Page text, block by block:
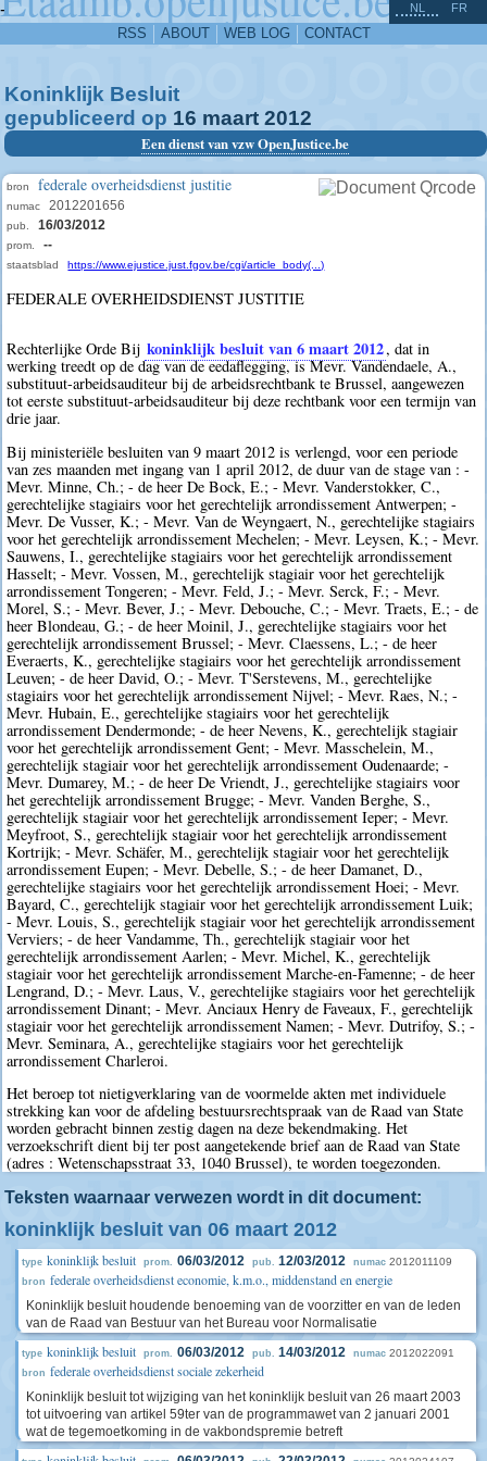
-
RSS ABOUT WEB LOG CONTACT
NL FR
Koninklijk Besluit
gepubliceerd op 16 maart 2012
Een dienst van vzw OpenJustice.be
bron federale overheidsdienst justitie
numac 2012201656
pub. 16/03/2012
prom. --
staatsblad https://www.ejustice.just.fgov.be/cgi/article_body(...)
FEDERALE OVERHEIDSDIENST JUSTITIE
Rechterlijke Orde Bij koninklijk besluit van 6 maart 2012, dat in
werking treedt op de dag van de eedaflegging, is Mevr. Vandendaele, A.,
substituut-arbeidsauditeur bij de arbeidsrechtbank te Brussel, aangewezen
tot eerste substituut-arbeidsauditeur bij deze rechtbank voor een termijn van
drie jaar.
Bij ministeriële besluiten van 9 maart 2012 is verlengd, voor een periode
van zes maanden met ingang van 1 april 2012, de duur van de stage van : -
Mevr. Minne, Ch.; - de heer De Bock, E.; - Mevr. Vanderstokker, C.,
gerechtelijke stagiairs voor het gerechtelijk arrondissement Antwerpen; -
Mevr. De Vusser, K.; - Mevr. Van de Weyngaert, N., gerechtelijke stagiairs
voor het gerechtelijk arrondissement Mechelen; - Mevr. Leysen, K.; - Mevr.
Sauwens, I., gerechtelijke stagiairs voor het gerechtelijk arrondissement
Hasselt; - Mevr. Vossen, M., gerechtelijk stagiair voor het gerechtelijk
arrondissement Tongeren; - Mevr. Feld, J.; - Mevr. Serck, F.; - Mevr.
Morel, S.; - Mevr. Bever, J.; - Mevr. Debouche, C.; - Mevr. Traets, E.; - de
heer Blondeau, G.; - de heer Moinil, J., gerechtelijke stagiairs voor het
gerechtelijk arrondissement Brussel; - Mevr. Claessens, L.; - de heer
Everaerts, K., gerechtelijke stagiairs voor het gerechtelijk arrondissement
Leuven; - de heer David, O.; - Mevr. T'Serstevens, M., gerechtelijke
stagiairs voor het gerechtelijk arrondissement Nijvel; - Mevr. Raes, N.; -
Mevr. Hubain, E., gerechtelijke stagiairs voor het gerechtelijk
arrondissement Dendermonde; - de heer Nevens, K., gerechtelijk stagiair
voor het gerechtelijk arrondissement Gent; - Mevr. Masschelein, M.,
gerechtelijk stagiair voor het gerechtelijk arrondissement Oudenaarde; -
Mevr. Dumarey, M.; - de heer De Vriendt, J., gerechtelijke stagiairs voor
het gerechtelijk arrondissement Brugge; - Mevr. Vanden Berghe, S.,
gerechtelijk stagiair voor het gerechtelijk arrondissement Ieper; - Mevr.
Meyfroot, S., gerechtelijk stagiair voor het gerechtelijk arrondissement
Kortrijk; - Mevr. Schäfer, M., gerechtelijk stagiair voor het gerechtelijk
arrondissement Eupen; - Mevr. Debelle, S.; - de heer Damanet, D.,
gerechtelijke stagiairs voor het gerechtelijk arrondissement Hoei; - Mevr.
Bayard, C., gerechtelijk stagiair voor het gerechtelijk arrondissement Luik;
- Mevr. Louis, S., gerechtelijk stagiair voor het gerechtelijk arrondissement
Verviers; - de heer Vandamme, Th., gerechtelijk stagiair voor het
gerechtelijk arrondissement Aarlen; - Mevr. Michel, K., gerechtelijk
stagiair voor het gerechtelijk arrondissement Marche-en-Famenne; - de heer
Lengrand, D.; - Mevr. Laus, V., gerechtelijke stagiairs voor het gerechtelijk
arrondissement Dinant; - Mevr. Anciaux Henry de Faveaux, F., gerechtelijk
stagiair voor het gerechtelijk arrondissement Namen; - Mevr. Dutrifoy, S.; -
Mevr. Seminara, A., gerechtelijke stagiairs voor het gerechtelijk
arrondissement Charleroi.
Het beroep tot nietigverklaring van de voormelde akten met individuele
strekking kan voor de afdeling bestuursrechtspraak van de Raad van State
worden gebracht binnen zestig dagen na deze bekendmaking. Het
verzoekschrift dient bij ter post aangetekende brief aan de Raad van State
(adres : Wetenschapsstraat 33, 1040 Brussel), te worden toegezonden.
Teksten waarnaar verwezen wordt in dit document:
koninklijk besluit van 06 maart 2012
type koninklijk besluit prom. 06/03/2012 pub. 12/03/2012 numac 2012011109
bron federale overheidsdienst economie, k.m.o., middenstand en energie
Koninklijk besluit houdende benoeming van de voorzitter en van de leden
van de Raad van Bestuur van het Bureau voor Normalisatie
type koninklijk besluit prom. 06/03/2012 pub. 14/03/2012 numac 2012022091
bron federale overheidsdienst sociale zekerheid
Koninklijk besluit tot wijziging van het koninklijk besluit van 26 maart 2003
tot uitvoering van artikel 59ter van de programmawet van 2 januari 2001
wat de tegemoetkoming in de vakbondspremie betreft
^